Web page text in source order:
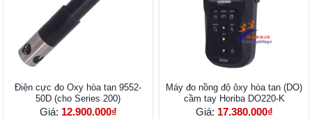
Điện cực đo Oxy hòa tan 9552-
50D (cho Series 200)
Giá: 12.900.000₫
Máy đo nồng độ ôxy hòa tan (DO)
cầm tay Horiba DO220-K
Giá: 17.380.000₫